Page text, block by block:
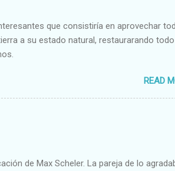
que consistiría en aprovechar
a su estado natural, restaurarando
READ
de Max Scheler. La pareja de lo